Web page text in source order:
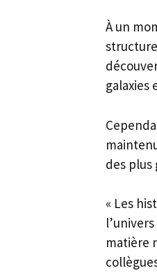
À un
galaxies
des plus
« Les
matière